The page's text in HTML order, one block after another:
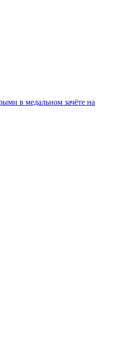
в медальном зачёте на